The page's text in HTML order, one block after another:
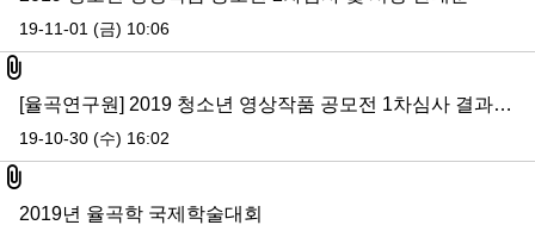
19-11-01 (금) 10:06
첨부파일
[율곡연구원] 2019 청소년 영상작품 공모전 1차심사 결과 발표
19-10-30 (수) 16:02
첨부파일
2019년 율곡학 국제학술대회